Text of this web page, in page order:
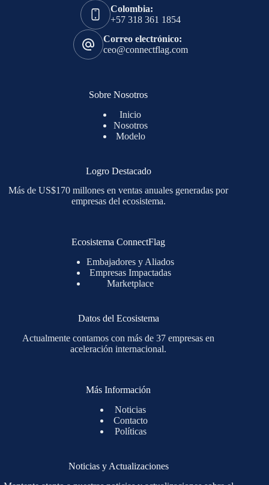
Colombia:
+57 318 361 1854
Correo electrónico:
ceo@connectflag.com
Sobre Nosotros
Inicio
Nosotros
Modelo
Logro Destacado
Más de US$170 millones en ventas anuales generadas por
empresas del ecosistema.
Ecosistema ConnectFlag
Embajadores y Aliados
Empresas Impactadas
Marketplace
Datos del Ecosistema
Actualmente contamos con más de 37 empresas en
aceleración internacional.
Más Información
Noticias
Contacto
Políticas
Noticias y Actualizaciones